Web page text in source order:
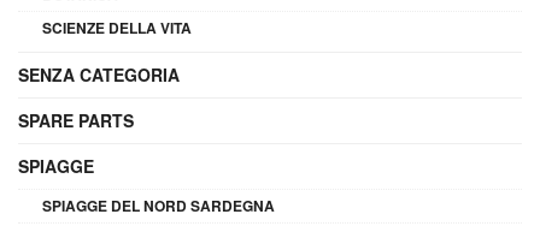
SCIENZE DELLA VITA
SENZA CATEGORIA
SPARE PARTS
SPIAGGE
SPIAGGE DEL NORD SARDEGNA